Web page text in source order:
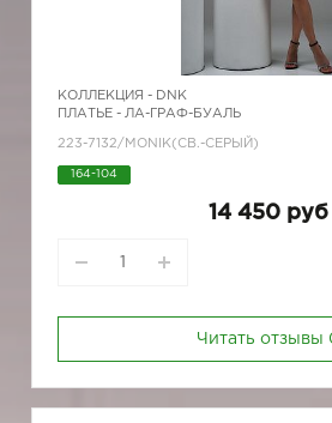
КОЛЛЕКЦИЯ - DNK
ПЛАТЬЕ - ЛА-ГРАФ-БУАЛЬ
223-7132/MONIK(СВ.-СЕРЫЙ)
164-104
14 450 руб
Читать отзывы